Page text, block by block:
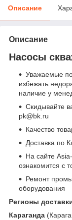
Описание
Описание
Насосы
Уважаемые
избежать
наличие у
Скидывайте
pk@bk.ru
Качество
Доставка по
На сайте
ознакомится с
Ремонт
оборудования
Регионы
Караганда